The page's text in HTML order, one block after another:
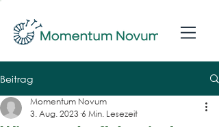
Beitrag
Momentum Novum
3. Aug. 2023 6 Min. Lesezeit